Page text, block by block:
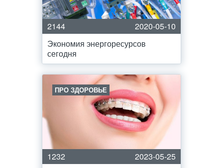
2144
2020-05-10
Экономия энергоресурсов
сегодня
ПРО ЗДОРОВЬЕ
1232 2023-05-25